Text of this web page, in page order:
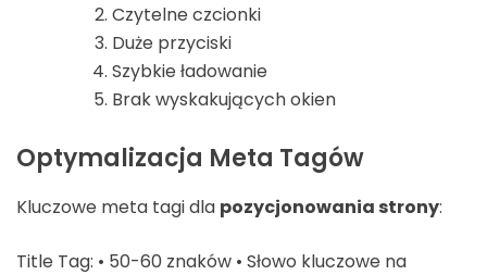
Czytelne czcionki
Duże przyciski
Szybkie ładowanie
Brak wyskakujących okien
Optymalizacja Meta Tagów
Kluczowe meta tagi dla pozycjonowania strony:
Title Tag: • 50-60 znaków • Słowo kluczowe na